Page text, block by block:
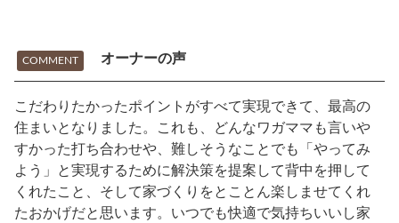
COMMENT オーナーの声
こだわりたかったポイントがすべて実現できて、最高の
住まいとなりました。これも、どんなワガママも言いや
すかった打ち合わせや、難しそうなことでも「やってみ
よう」と実現するために解決策を提案して背中を押して
くれたこと、そして家づくりをとことん楽しませてくれ
たおかげだと思います。いつでも快適で気持ちいいし家